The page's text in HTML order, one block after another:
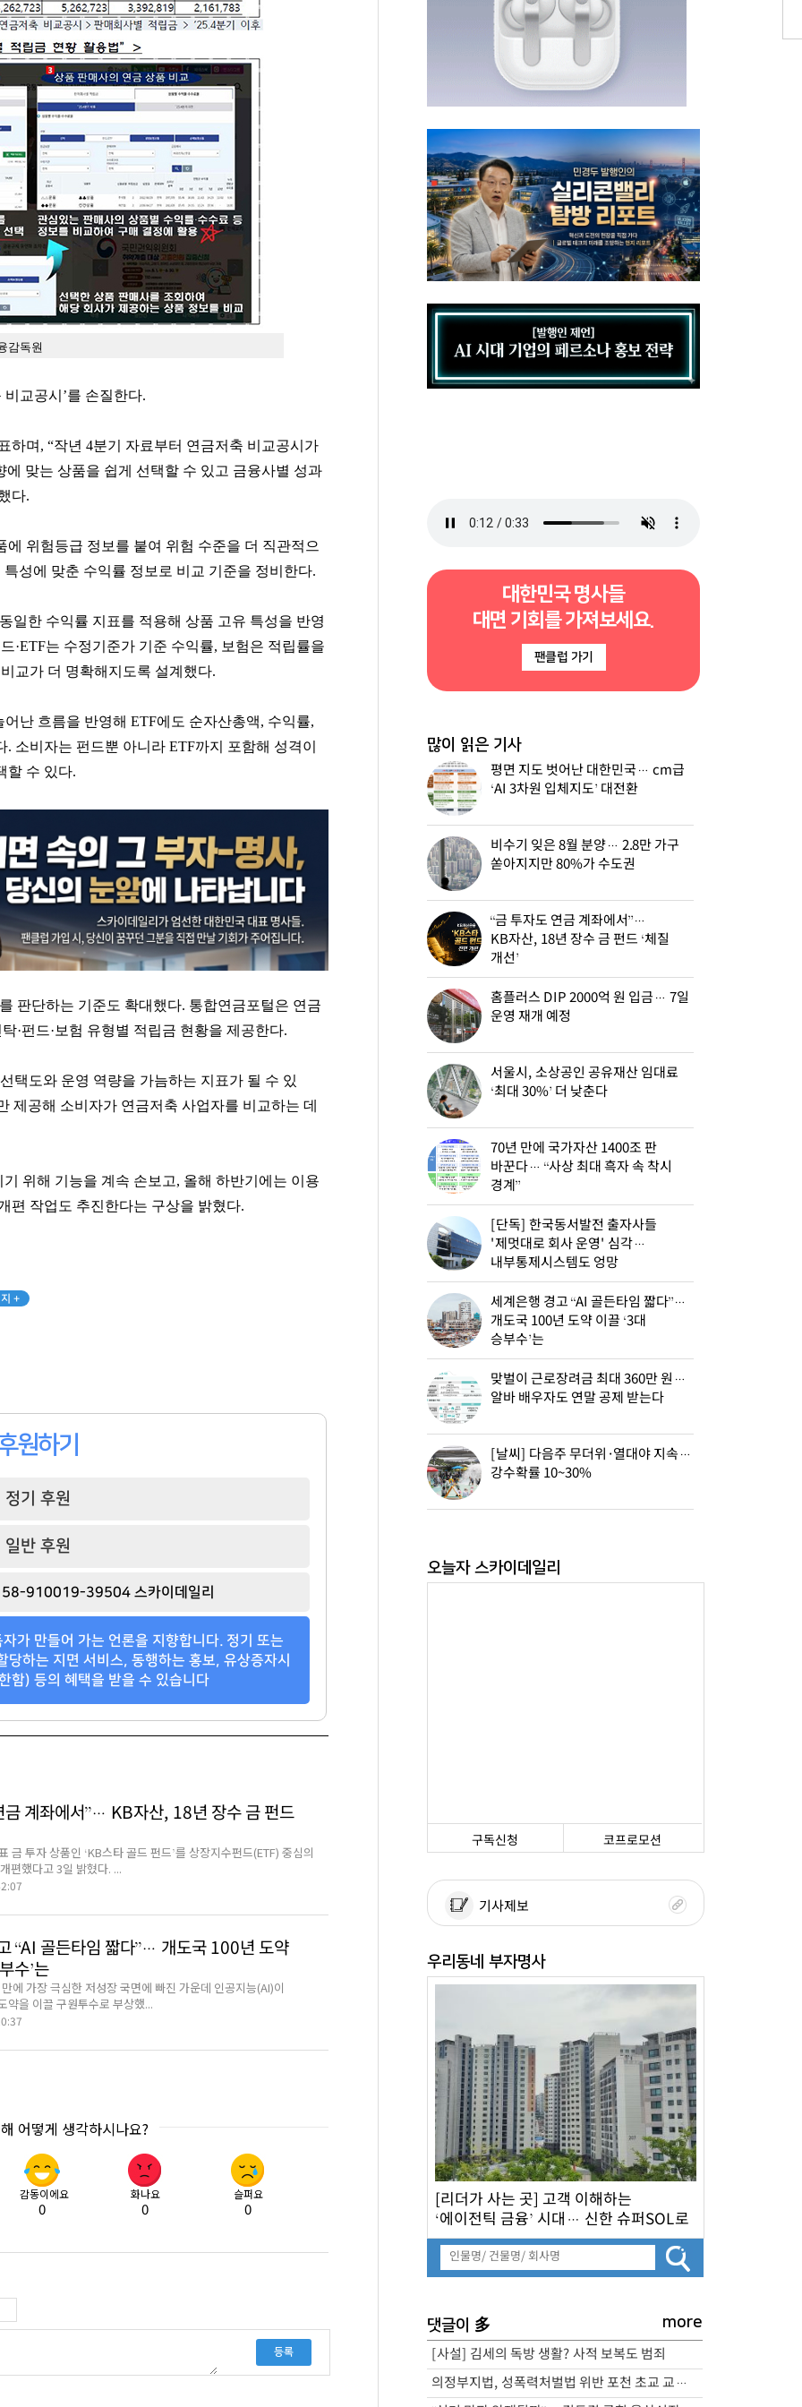
감독원
교공시’를 손질한다.
하며, “작년 4분기 자료부터 연금저축 비교공시가
맞는 상품을 쉽게 선택할 수 있고 금융사별 성과
다.
에 위험등급 정보를 붙여 위험 수준을 더 직관적으
특성에 맞춘 수익률 정보로 비교 기준을 정비한다.
일한 수익률 지표를 적용해 상품 고유 특성을 반영
·ETF는 수정기준가 기준 수익률, 보험은 적립률을
교가 더 명확해지도록 설계했다.
난 흐름을 반영해 ETF에도 순자산총액, 수익률,
소비자는 펀드뿐 아니라 ETF까지 포함해 성격이
할 수 있다.
판단하는 기준도 확대했다. 통합연금포털은 연금
·펀드·보험 유형별 적립금 현황을 제공한다.
택도와 운영 역량을 가늠하는 지표가 될 수 있
제공해 소비자가 연금저축 사업자를 비교하는 데
위해 기능을 계속 손보고, 올해 하반기에는 이용
편 작업도 추진한다는 구상을 밝혔다.
+
원하기
정기 후원
일반 후원
910019-39504 스카이데일리
가 만들어 가는 언론을 지향합니다. 정기 또는
하는 지면 서비스, 동행하는 홍보, 유상증자시
함) 등의 혜택을 받을 수 있습니다
금 계좌에서”… KB자산, 18년 장수 금 펀드
금 투자 상품인 ‘KB스타 골드 펀드’를 상장지수펀드(ETF) 중심의
편했다고 3일 밝혔다. ...
“AI 골든타임 짧다”… 개도국 100년 도약
수’는
에 가장 극심한 저성장 국면에 빠진 가운데 인공지능(AI)이
약을 이끌 구원투수로 부상했...
어떻게 생각하시나요?
감동이에요
0
화나요
0
슬퍼요
0
등록
대한민국 명사들
대면 기회를 가져보세요.
팬클럽 가기
많이 읽은 기사
평면 지도 벗어난 대한민국… cm급
‘AI 3차원 입체지도’ 대전환
비수기 잊은 8월 분양… 2.8만 가구
쏟아지지만 80%가 수도권
“금 투자도 연금 계좌에서”…
KB자산, 18년 장수 금 펀드 ‘체질
개선’
홈플러스 DIP 2000억 원 입금… 7일
운영 재개 예정
서울시, 소상공인 공유재산 임대료
‘최대 30%’ 더 낮춘다
70년 만에 국가자산 1400조 판
바꾼다… “사상 최대 흑자 속 착시
경계”
[단독] 한국동서발전 출자사들
'제멋대로 회사 운영' 심각…
내부통제시스템도 엉망
세계은행 경고 “AI 골든타임 짧다”…
개도국 100년 도약 이끌 ‘3대
승부수’는
맞벌이 근로장려금 최대 360만 원…
알바 배우자도 연말 공제 받는다
[날씨] 다음주 무더위·열대야 지속…
강수확률 10~30%
오늘자 스카이데일리
구독신청 코프로모션
기사제보
우리동네 부자명사
[리더가 사는 곳] 고객 이해하는
‘에이전틱 금융’ 시대… 신한 슈퍼SOL로
승부수
댓글이 多 more
[사설] 김세의 독방 생활? 사적 보복도 범죄
의정부지법, 성폭력처벌법 위반 포천 초교 교사 실형 선고